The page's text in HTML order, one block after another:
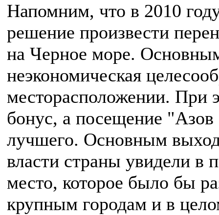
Напомним, что в 2010
решение произвести
на Черное море.
неэкономическая
месторасположении. При
бонус, а посещение
лучшего. Основным
власти страны увидели в
место, которое было бы
крупным городам и в